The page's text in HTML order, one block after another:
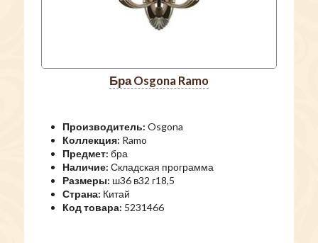
бра Osgona Ramo
Производитель: Osgona
Коллекция: Ramo
Предмет: бра
Наличие: Складская программа
Размеры: ш36 в32 г18,5
Страна: Китай
Код товара: 5231466